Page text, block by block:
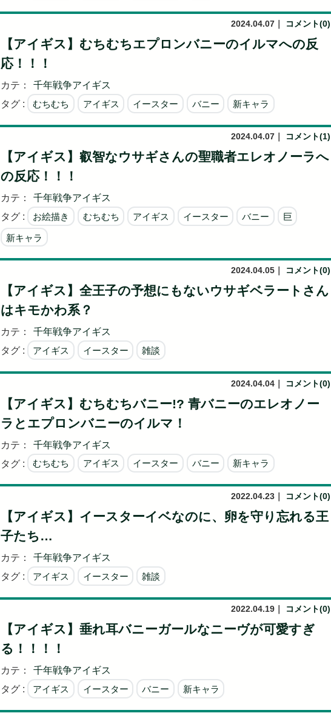
2024.04.07｜ コメント(0)
【アイギス】むちむちエプロンバニーのイルマへの反
応！！！
カテ：
千年戦争アイギス
タグ :
むちむち アイギス イースター バニー 新キャラ
2024.04.07｜ コメント(1)
【アイギス】叡智なウサギさんの聖職者エレオノーラへ
の反応！！！
カテ：
千年戦争アイギス
タグ :
お絵描き むちむち アイギス イースター バニー 巨
新キャラ
2024.04.05｜ コメント(0)
【アイギス】全王子の予想にもないウサギベラートさん
はキモかわ系？
カテ：
千年戦争アイギス
タグ :
アイギス イースター 雑談
2024.04.04｜ コメント(0)
【アイギス】むちむちバニー!? 青バニーのエレオノー
ラとエプロンバニーのイルマ！
カテ：
千年戦争アイギス
タグ :
むちむち アイギス イースター バニー 新キャラ
2022.04.23｜ コメント(0)
【アイギス】イースターイベなのに、卵を守り忘れる王
子たち…
カテ：
千年戦争アイギス
タグ :
アイギス イースター 雑談
2022.04.19｜ コメント(0)
【アイギス】垂れ耳バニーガールなニーヴが可愛すぎ
る！！！！
カテ：
千年戦争アイギス
タグ :
アイギス イースター バニー 新キャラ